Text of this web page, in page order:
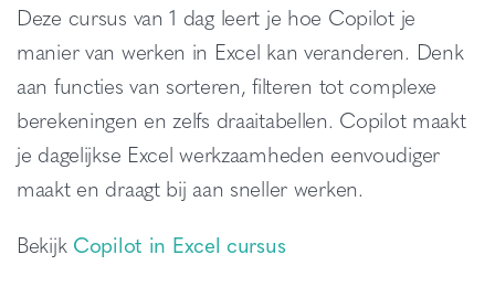
Deze cursus van 1 dag leert je hoe Copilot je
manier van werken in Excel kan veranderen. Denk
aan functies van sorteren, filteren tot complexe
berekeningen en zelfs draaitabellen. Copilot maakt
je dagelijkse Excel werkzaamheden eenvoudiger
maakt en draagt bij aan sneller werken.
Bekijk Copilot in Excel cursus